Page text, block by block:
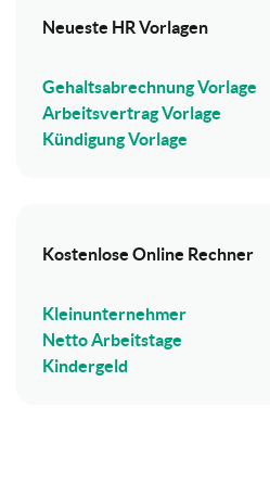
Neueste HR Vorlagen
Gehaltsabrechnung Vorlage
Arbeitsvertrag Vorlage
Kündigung Vorlage
Kostenlose Online Rechner
Kleinunternehmer
Netto Arbeitstage
Kindergeld